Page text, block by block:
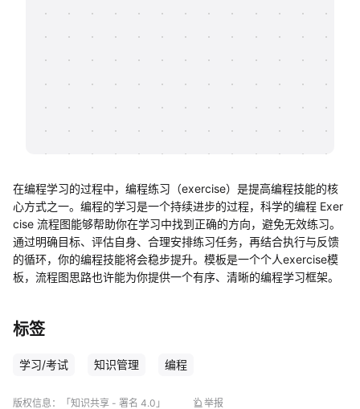
知识分享社区
在编程学习的过程中，编程练习（exercise）是提高编程技能的核
心方式之一。编程的学习是一个持续进步的过程，科学的编程 Exer
cise 流程图能够帮助你在学习中找到正确的方向，避免无效练习。
通过明确目标、评估自身、合理安排练习任务，再结合执行与反馈
的循环，你的编程技能将会稳步提升。模板是一个个人exercise模
板，流程图思路也许能为你提供一个有序、清晰的编程学习框架。
标签
学习/考试 知识管理 编程
版权信息： 「知识共享 - 署名 4.0」 举报